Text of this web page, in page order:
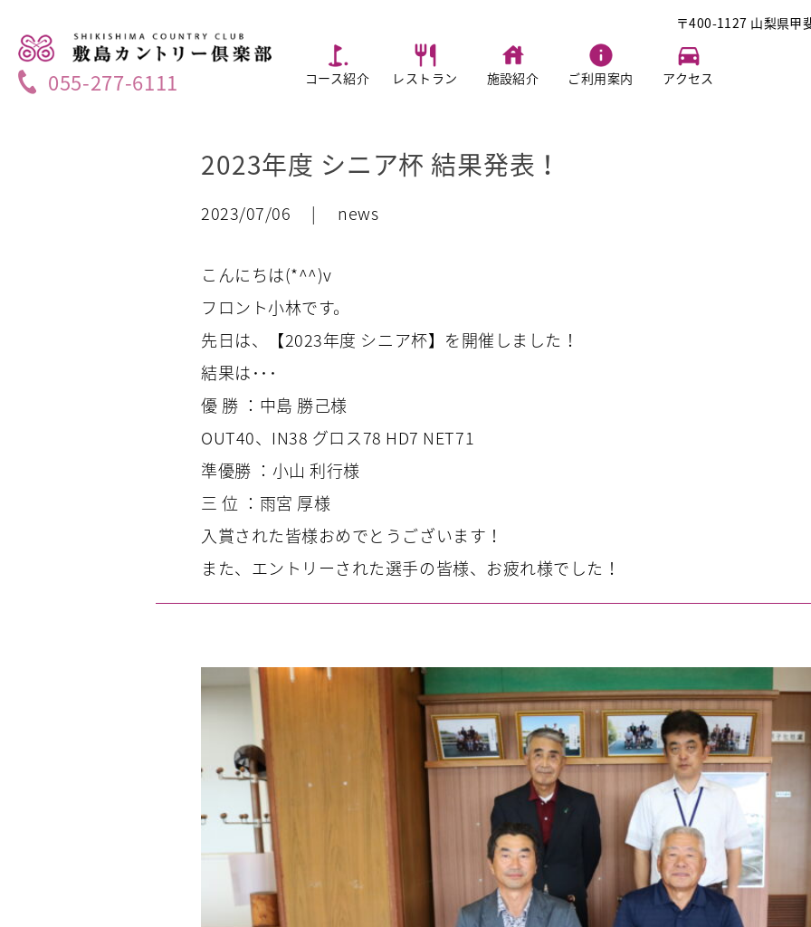
〒400-1127 山梨県甲
055-277-6111 コース紹介 レストラン 施設紹介 ご利用案内 アクセス
2023年度 シニア杯 結果発表！
2023/07/06 | news
こんにちは(*^^)v
フロント小林です。
先日は、【2023年度 シニア杯】を開催しました！
結果は･･･
優 勝 ：中島 勝己様
OUT40、IN38 グロス78 HD7 NET71
準優勝 ：小山 利行様
三 位 ：雨宮 厚様
入賞された皆様おめでとうございます！
また、エントリーされた選手の皆様、お疲れ様でした！